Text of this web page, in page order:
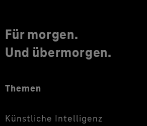
Für morgen.
Und übermorgen.
Themen
Künstliche Intelligenz